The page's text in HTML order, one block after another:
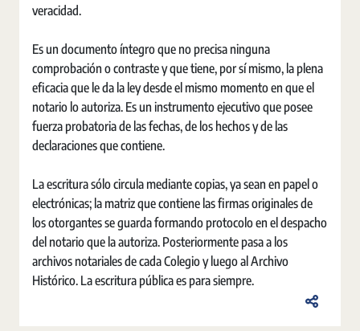
veracidad.
Es un documento íntegro que no precisa ninguna
comprobación o contraste y que tiene, por sí mismo, la plena
eficacia que le da la ley desde el mismo momento en que el
notario lo autoriza. Es un instrumento ejecutivo que posee
fuerza probatoria de las fechas, de los hechos y de las
declaraciones que contiene.
La escritura sólo circula mediante copias, ya sean en papel o
electrónicas; la matriz que contiene las firmas originales de
los otorgantes se guarda formando protocolo en el despacho
del notario que la autoriza. Posteriormente pasa a los
archivos notariales de cada Colegio y luego al Archivo
Histórico. La escritura pública es para siempre.